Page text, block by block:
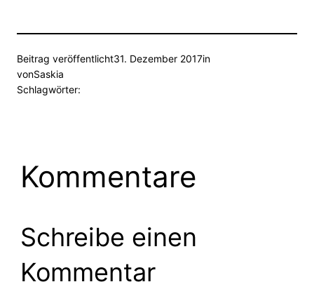
Beitrag veröffentlicht31. Dezember 2017in
vonSaskia
Schlagwörter:
Kommentare
Schreibe einen
Kommentar